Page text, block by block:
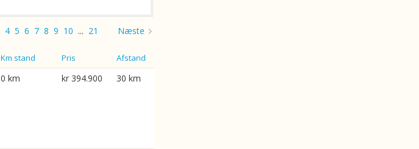
4 5 6 7 8 9 10 ... 21 Næste
Km stand Pris Afstand
0 km kr 394.900 30 km